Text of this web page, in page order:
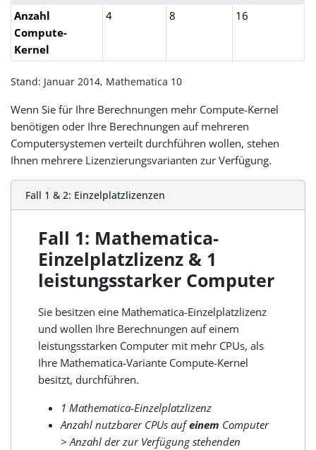
Anzahl
Compute-
Kernel
4 8 16
Stand: Januar 2014, Mathematica 10
Wenn Sie für Ihre Berechnungen mehr Compute-Kernel
benötigen oder Ihre Berechnungen auf mehreren
Computersystemen verteilt durchführen wollen, stehen
Ihnen mehrere Lizenzierungsvarianten zur Verfügung.
Fall 1 & 2: Einzelplatzlizenzen
Fall 1: Mathematica-
Einzelplatzlizenz & 1
leistungsstarker Computer
Sie besitzen eine Mathematica-Einzelplatzlizenz
und wollen Ihre Berechnungen auf einem
leistungsstarken Computer mit mehr CPUs, als
Ihre Mathematica-Variante Compute-Kernel
besitzt, durchführen.
1 Mathematica-Einzelplatzlizenz
Anzahl nutzbarer CPUs aufeinem Computer
> Anzahl der zur Verfügung stehenden